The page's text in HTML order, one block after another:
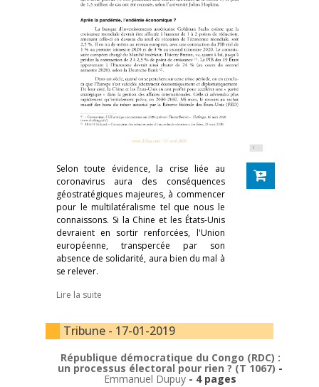
Selon toute évidence, la crise liée au
coronavirus aura des conséquences
géostratégiques majeures, à commencer
pour le multilatéralisme tel que nous le
connaissons. Si la Chine et les États-Unis
devraient en sortir renforcées, l'Union
européenne, transpercée par son
absence de solidarité, aura bien du mal à
se relever.
Lire la suite
Tribune - 17-01-2019
République démocratique du Congo (RDC) :
un processus électoral pour rien ? (T 1067) -
Emmanuel Dupuy - 4 pages